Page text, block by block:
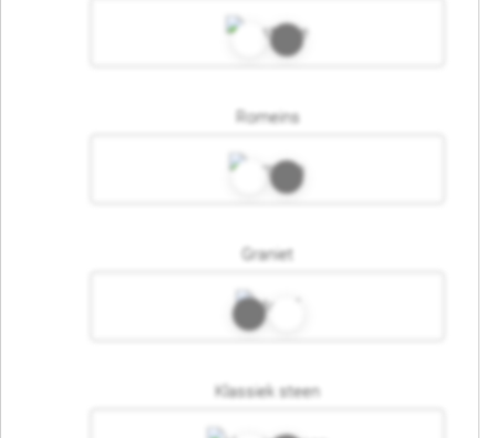
Romeins
Graniet
Klassiek steen